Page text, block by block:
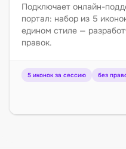
Подключает онлайн-
портал: набор из 5
едином стиле —
правок.
5 иконок за сессию без